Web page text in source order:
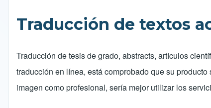
Traducción de textos
Traducción de tesis de grado, abstracts, artículos
traducción en línea, está comprobado que su
imagen como profesional, sería mejor utilizar los